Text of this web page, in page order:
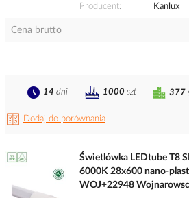
Producent
Kanlux
Cena brutto
Dodaj do porównania
377
14 dni 1000 szt
Świetlówka LEDtube T8
6000K 28x600 nano-
WOJ+22948